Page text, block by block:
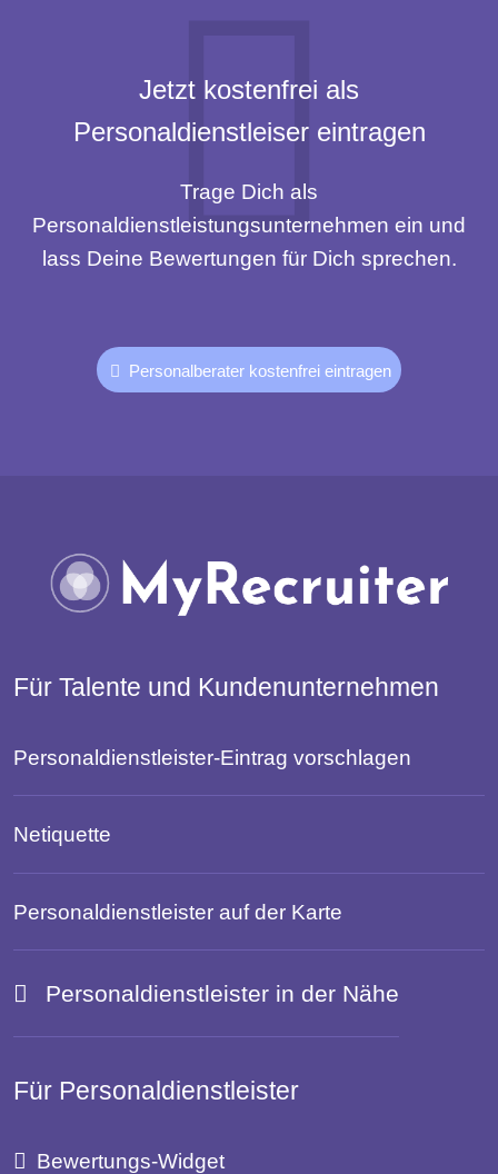
Jetzt kostenfrei als
Personaldienstleiser eintragen
Trage Dich als
Personaldienstleistungsunternehmen ein und
lass Deine Bewertungen für Dich sprechen.
Personalberater kostenfrei eintragen
Für Talente und Kundenunternehmen
Personaldienstleister-Eintrag vorschlagen
Netiquette
Personaldienstleister auf der Karte
Personaldienstleister in der Nähe
Für Personaldienstleister
Bewertungs-Widget